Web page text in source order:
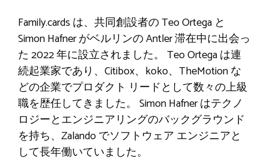
Family.cards は、共同創設者の Teo Ortega と
Simon Hafner がベルリンの Antler 滞在中に出会っ
た 2022 年に設立されました。 Teo Ortega は連
続起業家であり、Citibox、koko、TheMotion な
どの企業でプロダクト リードとして数々の上級
職を歴任してきました。 Simon Hafner はテクノ
ロジーとエンジニアリングのバックグラウンド
を持ち、Zalando でソフトウェア エンジニアと
して長年働いていました。